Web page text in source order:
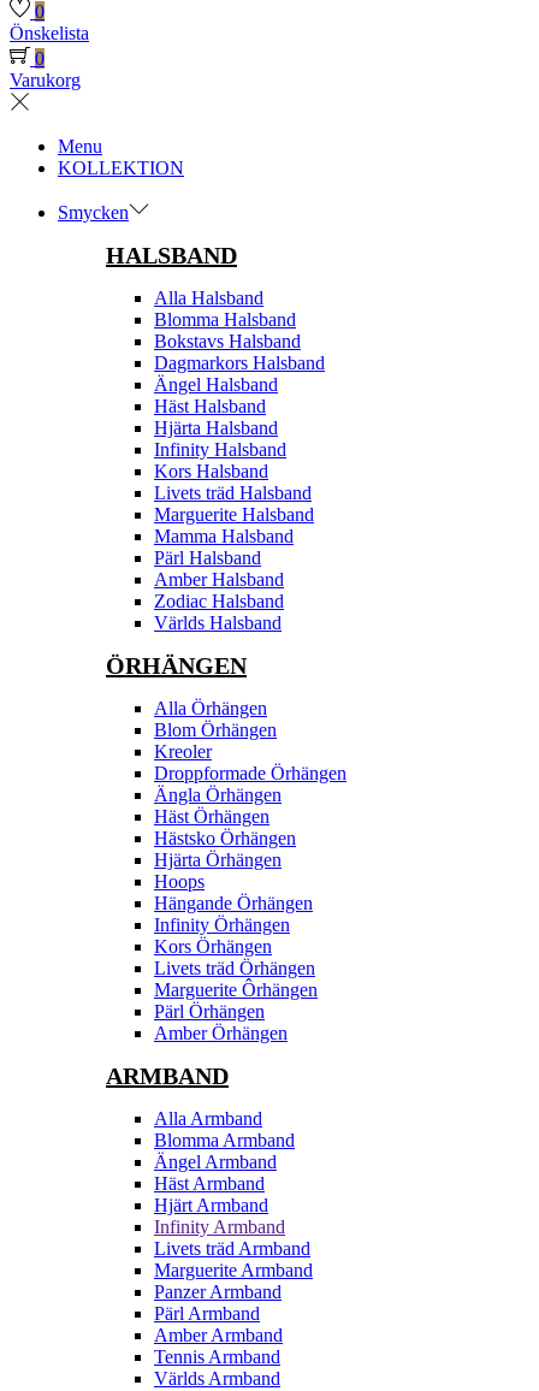
0
Önskelista
0
Varukorg
Menu
KOLLEKTION
Smycken
HALSBAND
Alla Halsband
Blomma Halsband
Bokstavs Halsband
Dagmarkors Halsband
Ängel Halsband
Häst Halsband
Hjärta Halsband
Infinity Halsband
Kors Halsband
Livets träd Halsband
Marguerite Halsband
Mamma Halsband
Pärl Halsband
Amber Halsband
Zodiac Halsband
Världs Halsband
ÖRHÄNGEN
Alla Örhängen
Blom Örhängen
Kreoler
Droppformade Örhängen
Ängla Örhängen
Häst Örhängen
Hästsko Örhängen
Hjärta Örhängen
Hoops
Hängande Örhängen
Infinity Örhängen
Kors Örhängen
Livets träd Örhängen
Marguerite Ôrhängen
Pärl Örhängen
Amber Örhängen
ARMBAND
Alla Armband
Blomma Armband
Ängel Armband
Häst Armband
Hjärt Armband
Infinity Armband
Livets träd Armband
Marguerite Armband
Panzer Armband
Pärl Armband
Amber Armband
Tennis Armband
Världs Armband